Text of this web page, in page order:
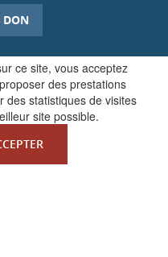
ce site, vous acceptez
des prestations
des statistiques de visites
site possible.
DON